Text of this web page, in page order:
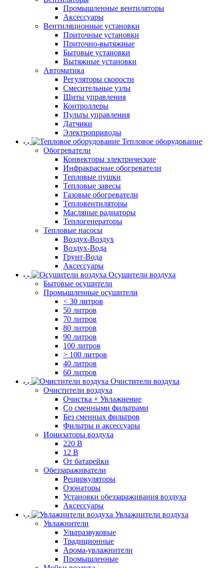
Промышленные вентиляторы
Аксессуары
Вентиляционные установки
Приточные установки
Приточно-вытяжные
Бытовые установки
Вытяжные установки
Автоматика
Регуляторы скорости
Смесительные узлы
Щиты управления
Контроллеры
Пульты управления
Датчики
Электроприводы
Тепловое оборудование
Обогреватели
Конвекторы электрические
Инфракрасные обогреватели
Тепловые пушки
Тепловые завесы
Газовые обогреватели
Тепловентиляторы
Масляные радиаторы
Теплогенераторы
Тепловые насосы
Воздух-Воздух
Воздух-Вода
Грунт-Вода
Аксессуары
Осушители воздуха
Бытовые осушители
Промышленные осушители
< 30 литров
50 литров
70 литров
80 литров
90 литров
100 литров
> 100 литров
40 литров
60 литров
Очистители воздуха
Очистители воздуха
Очистка + Увлажнение
Cо сменными фильтрами
Без сменных фильтров
Фильтры и аксессуары
Ионизаторы воздуха
220 В
12 В
От батарейки
Обеззараживатели
Рециркуляторы
Озонаторы
Установки обеззараживания воздуха
Аксессуары
Увлажнители воздуха
Увлажнители
Ультразвуковые
Традиционные
Арома-увлажнители
Промышленные